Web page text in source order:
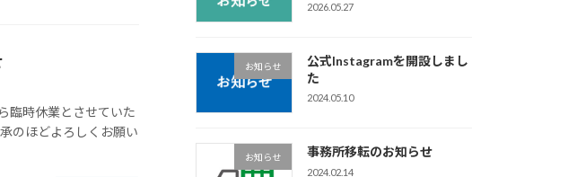
臨時休業とさせていた
のほどよろしくお願い
2026.05.27
お知らせ
公式Instagramを開設しまし
た
2024.05.10
お知らせ 事務所移転のお知らせ
2024.02.14